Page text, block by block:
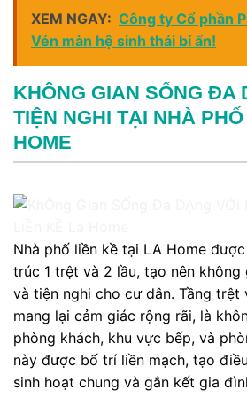
XEM NGAY: Công ty Cổ phần
Vén màn hệ sinh thái bí ẩn!
KHÔNG GIAN SỐNG ĐA
TIỆN NGHI TẠI NHÀ
HOME
Nhà phố liền kề tại LA Home
trúc 1 trệt và 2 lầu, tạo nên không
và tiện nghi cho cư dân. Tầng trệt
mang lại cảm giác rộng rãi, là
phòng khách, khu vực bếp, và
này được bố trí liền mạch, tạo
sinh hoạt chung và gắn kết gia